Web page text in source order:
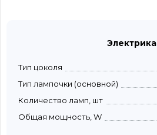
Электрика
Тип цоколя
Тип лампочки (основной)
Количество ламп, шт
Общая мощность, W